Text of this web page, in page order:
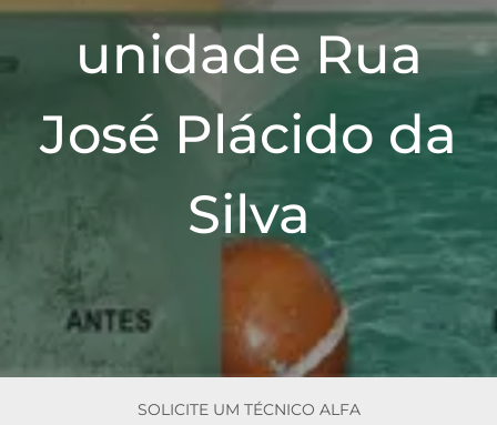
unidade Rua
José Plácido da
Silva
SOLICITE UM TÉCNICO ALFA